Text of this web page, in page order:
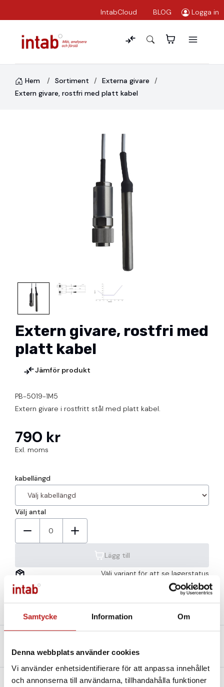
Samtycke Information Om
Denna webbplats använder cookies
Vi använder enhetsidentifierare för att anpassa innehållet
och annonserna till användarna, tillhandahålla funktioner
IntabCloud BLOG Logga in
Hem Sortiment
Externa givare
Extern givare, rostfri med platt kabel
Extern givare, rostfri med
platt kabel
Jämför produkt
PB-5019-1M5
Extern givare i rostfritt stål med platt kabel.
790 kr
Exl. moms
kabellängd
Välj antal
0
Lägg till
Välj variant för att se lagerstatus
Filer och Länkar